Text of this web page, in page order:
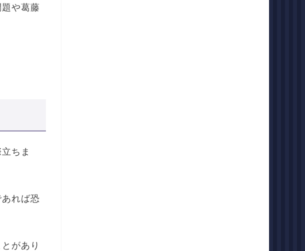
や葛藤
ちま
れば恐
があり